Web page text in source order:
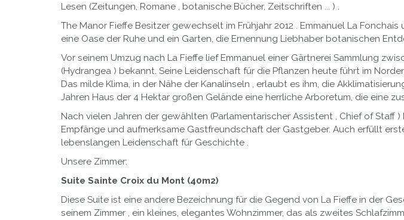
Lesen (Zeitungen, Romane , botanische Bücher, Zeitschriften ... ) .
The Manor Fieffe Besitzer gewechselt im Frühjahr 2012 . Emmanuel La
eine Oase der Ruhe und ein Garten, die Ernennung Liebhaber botanischen
Vor seinem Umzug nach La Fieffe lief Emmanuel einer Gärtnerei Sammlung
(Hydrangea ) bekannt. Seine Leidenschaft für die Pflanzen heute führt im
Das milde Klima, in der Nähe der Kanalinseln , erlaubt es ihm, die
Jahren Haus der 4 Hektar großen Gelände eine herrliche Arboretum, die eine
Nach vielen Jahren der gewählten (Parlamentarischer Assistent , Chief of
Empfänge und aufmerksame Gastfreundschaft der Gastgeber. Auch erfüllt
lebenslangen Leidenschaft für Geschichte .
Unsere Zimmer:
Suite Sainte Croix du Mont (40m2)
Diese Suite ist eine andere Bezeichnung für die Gegend von La Fieffe in der
seinem Zimmer , ein kleines, elegantes Wohnzimmer, das als zweites